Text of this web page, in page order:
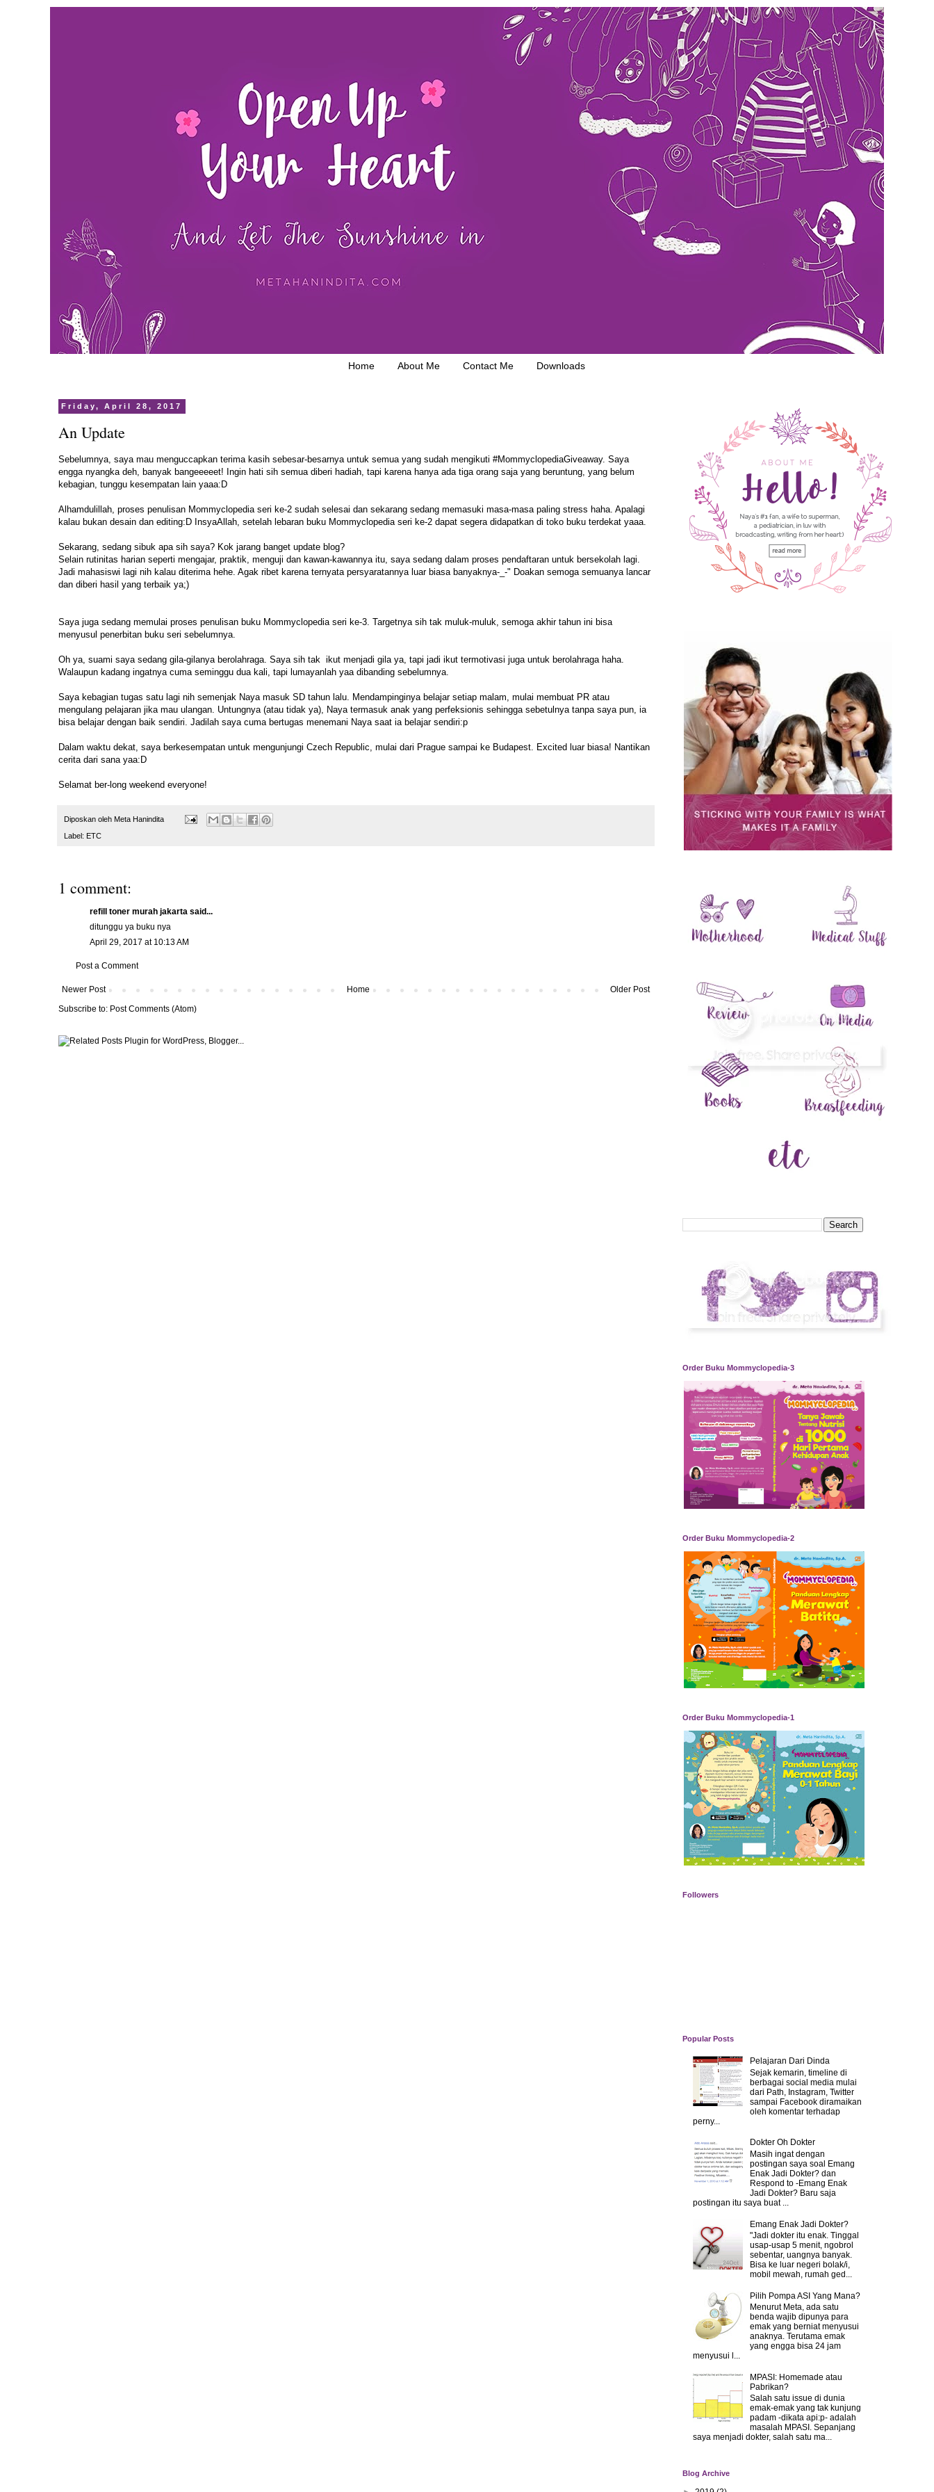
Home About Me Contact Me Downloads
Friday, April 28, 2017
An Update
Sebelumnya, saya mau menguccapkan terima kasih sebesar-besarnya untuk semua yang sudah mengikuti #MommyclopediaGiveaway. Saya
engga nyangka deh, banyak bangeeeeet! Ingin hati sih semua diberi hadiah, tapi karena hanya ada tiga orang saja yang beruntung, yang belum
kebagian, tunggu kesempatan lain yaaa:D
Alhamdulillah, proses penulisan Mommyclopedia seri ke-2 sudah selesai dan sekarang sedang memasuki masa-masa paling stress haha. Apalagi
kalau bukan desain dan editing:D InsyaAllah, setelah lebaran buku Mommyclopedia seri ke-2 dapat segera didapatkan di toko buku terdekat yaaa.
Sekarang, sedang sibuk apa sih saya? Kok jarang banget update blog?
Selain rutinitas harian seperti mengajar, praktik, menguji dan kawan-kawannya itu, saya sedang dalam proses pendaftaran untuk bersekolah lagi.
Jadi mahasiswi lagi nih kalau diterima hehe. Agak ribet karena ternyata persyaratannya luar biasa banyaknya-_-" Doakan semoga semuanya lancar
dan diberi hasil yang terbaik ya;)
Saya juga sedang memulai proses penulisan buku Mommyclopedia seri ke-3. Targetnya sih tak muluk-muluk, semoga akhir tahun ini bisa
menyusul penerbitan buku seri sebelumnya.
Oh ya, suami saya sedang gila-gilanya berolahraga. Saya sih tak ikut menjadi gila ya, tapi jadi ikut termotivasi juga untuk berolahraga haha.
Walaupun kadang ingatnya cuma seminggu dua kali, tapi lumayanlah yaa dibanding sebelumnya.
Saya kebagian tugas satu lagi nih semenjak Naya masuk SD tahun lalu. Mendampinginya belajar setiap malam, mulai membuat PR atau
mengulang pelajaran jika mau ulangan. Untungnya (atau tidak ya), Naya termasuk anak yang perfeksionis sehingga sebetulnya tanpa saya pun, ia
bisa belajar dengan baik sendiri. Jadilah saya cuma bertugas menemani Naya saat ia belajar sendiri:p
Dalam waktu dekat, saya berkesempatan untuk mengunjungi Czech Republic, mulai dari Prague sampai ke Budapest. Excited luar biasa! Nantikan
cerita dari sana yaa:D
Selamat ber-long weekend everyone!
Diposkan oleh Meta Hanindita
Label: ETC
1 comment:
refill toner murah jakarta said...
ditunggu ya buku nya
April 29, 2017 at 10:13 AM
Post a Comment
Newer Post Older Post
Home
Subscribe to: Post Comments (Atom)
Order Buku Mommyclopedia-3
Order Buku Mommyclopedia-2
Order Buku Mommyclopedia-1
Followers
Popular Posts
Pelajaran Dari Dinda
Sejak kemarin, timeline di
berbagai social media mulai
dari Path, Instagram, Twitter
sampai Facebook diramaikan
oleh komentar terhadap
perny...
Dokter Oh Dokter
Masih ingat dengan
postingan saya soal Emang
Enak Jadi Dokter? dan
Respond to -Emang Enak
Jadi Dokter? Baru saja
postingan itu saya buat ...
Emang Enak Jadi Dokter?
"Jadi dokter itu enak. Tinggal
usap-usap 5 menit, ngobrol
sebentar, uangnya banyak.
Bisa ke luar negeri bolak/i,
mobil mewah, rumah ged...
Pilih Pompa ASI Yang Mana?
Menurut Meta, ada satu
benda wajib dipunya para
emak yang berniat menyusui
anaknya. Terutama emak
yang engga bisa 24 jam
menyusui l...
MPASI: Homemade atau
Pabrikan?
Salah satu issue di dunia
emak-emak yang tak kunjung
padam -dikata api:p- adalah
masalah MPASI. Sepanjang
saya menjadi dokter, salah satu ma...
Blog Archive